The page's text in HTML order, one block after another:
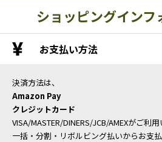
ショッピングインフ
お支払い方法
決済方法は、
Amazon Pay
クレジットカード
VISA/MASTER/DINERS/JCB/AMEXがご利用
一括・分割・リボルビング払いからお支